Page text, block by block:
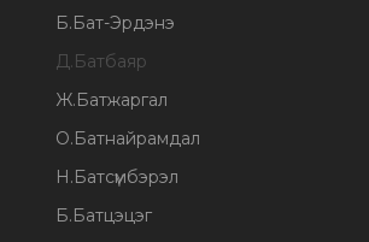
Б.Бат-Эрдэнэ
Д.Батбаяр
Ж.Батжаргал
О.Батнайрамдал
Н.Батсүмбэрэл
Б.Батцэцэг